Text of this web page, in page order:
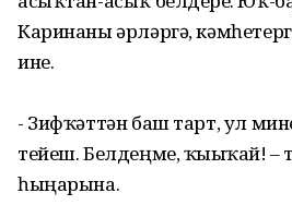
Каринаны әрләргә,
ине.
- Зифҡәттән баш тарт, ул
тейеш. Белдеңме, ҡыҙыҡай! –
һыңарына.